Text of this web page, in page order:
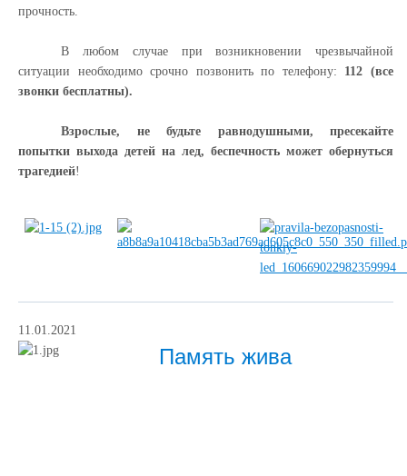
прочность.
В любом случае при возникновении чрезвычайной
ситуации необходимо срочно позвонить по телефону: 112 (все
звонки бесплатны).
Взрослые, не будьте равнодушными, пресекайте
попытки выхода детей на лед, беспечность может обернуться
трагедией!
11.01.2021
Память жива